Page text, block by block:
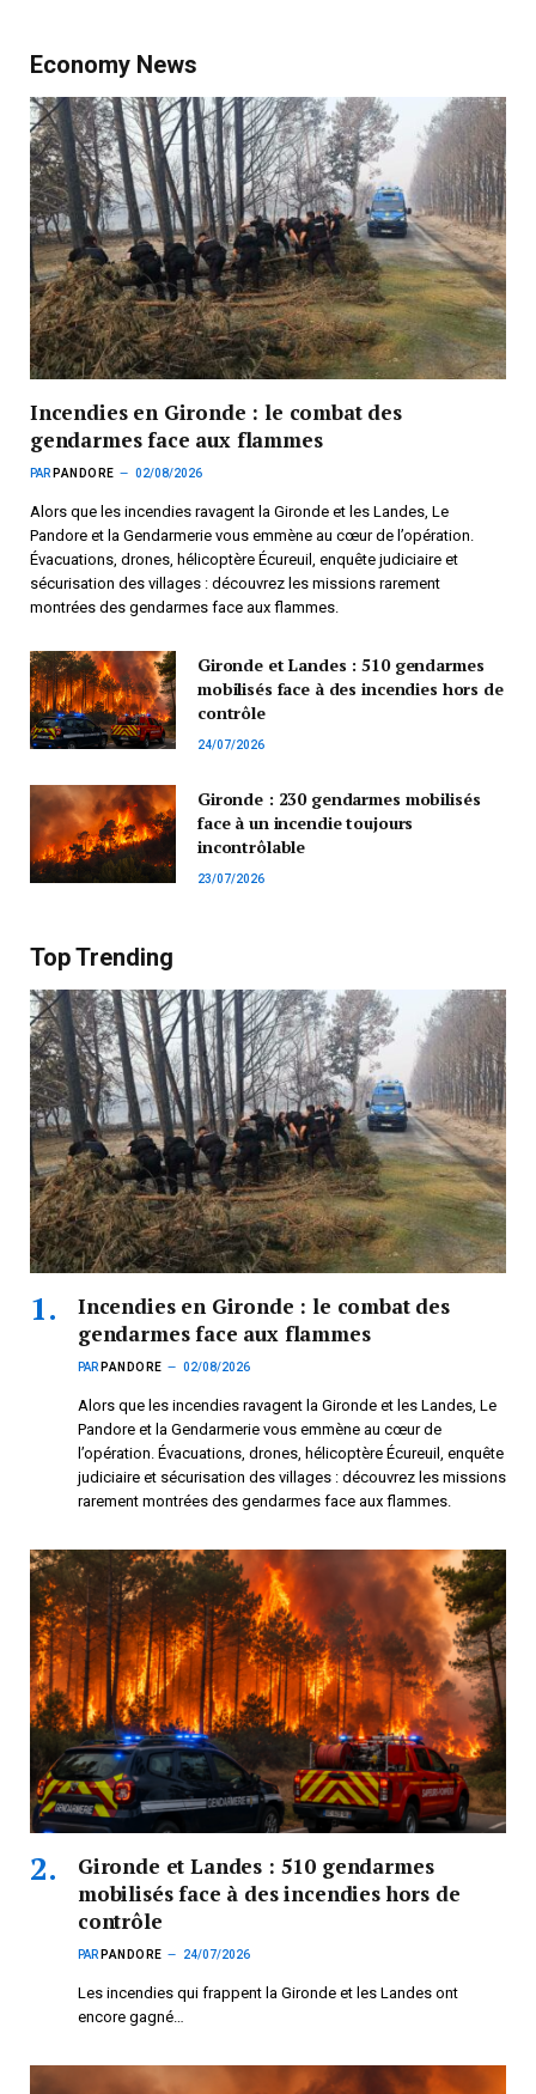
Economy News
Incendies en Gironde : le combat des
gendarmes face aux flammes
PAR PANDORE 02/08/2026
Alors que les incendies ravagent la Gironde et les Landes, Le
Pandore et la Gendarmerie vous emmène au cœur de l’opération.
Évacuations, drones, hélicoptère Écureuil, enquête judiciaire et
sécurisation des villages : découvrez les missions rarement
montrées des gendarmes face aux flammes.
Gironde et Landes : 510 gendarmes
mobilisés face à des incendies hors de
contrôle
24/07/2026
Gironde : 230 gendarmes mobilisés
face à un incendie toujours
incontrôlable
23/07/2026
Top Trending
Incendies en Gironde : le combat des
gendarmes face aux flammes
PAR PANDORE 02/08/2026
Alors que les incendies ravagent la Gironde et les Landes, Le
Pandore et la Gendarmerie vous emmène au cœur de
l’opération. Évacuations, drones, hélicoptère Écureuil, enquête
judiciaire et sécurisation des villages : découvrez les missions
rarement montrées des gendarmes face aux flammes.
Gironde et Landes : 510 gendarmes
mobilisés face à des incendies hors de
contrôle
PAR PANDORE 24/07/2026
Les incendies qui frappent la Gironde et les Landes ont
encore gagné…